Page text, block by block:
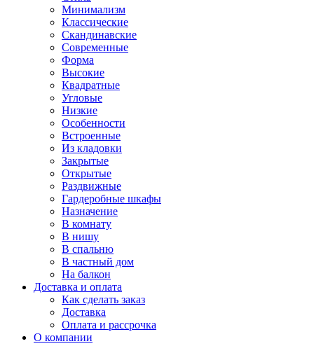
Минимализм
Классические
Скандинавские
Современные
Форма
Высокие
Квадратные
Угловые
Низкие
Особенности
Встроенные
Из кладовки
Закрытые
Открытые
Раздвижные
Гардеробные шкафы
Назначение
В комнату
В нишу
В спальню
В частный дом
На балкон
Доставка и оплата
Как сделать заказ
Доставка
Оплата и рассрочка
О компании